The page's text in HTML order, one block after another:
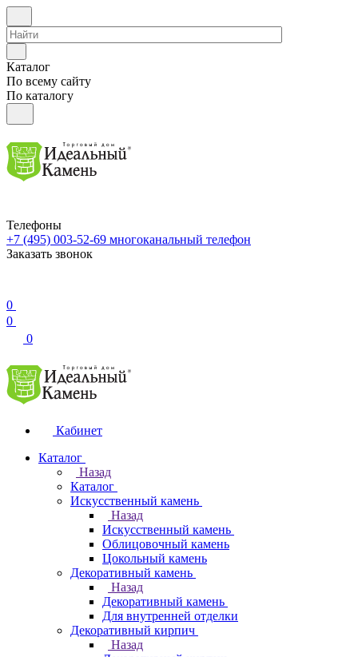
Каталог
По всему сайту
По каталогу
Телефоны
+7 (495) 003-52-69 многоканальный телефон
Заказать звонок
0
0
0
Кабинет
Каталог
Назад
Каталог
Искусственный камень
Назад
Искусственный камень
Облицовочный камень
Цокольный камень
Декоративный камень
Назад
Декоративный камень
Для внутренней отделки
Декоративный кирпич
Назад